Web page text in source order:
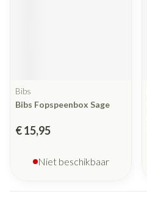
Bibs
Bibs Fopspeenbox Sage
€ 15,95
Niet beschikbaar